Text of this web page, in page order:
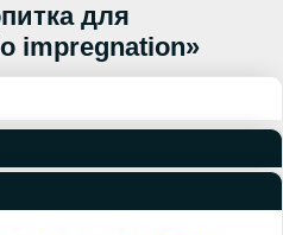
для
impregnation»